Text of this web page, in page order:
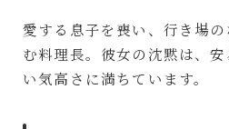
愛する息子を喪い、行き場
む料理長。彼女の沈黙は、
い気高さに満ちています。